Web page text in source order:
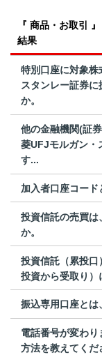
『 商品・お取引
結果
特別口座に対象株
スタンレー証券
か。
他の金融機関(証
菱UFJモルガン・
す...
加入者口座コード
投資信託の売買は
か。
投資信託（累投口
投資から受取り）
振込専用口座とは
電話番号が変わ
方法を教えてくだ